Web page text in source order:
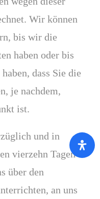
Wir können
bis wir die
haben oder bis
dass Sie die
je nachdem,
ist.
und in
vierzehn Tagen
über den
an uns